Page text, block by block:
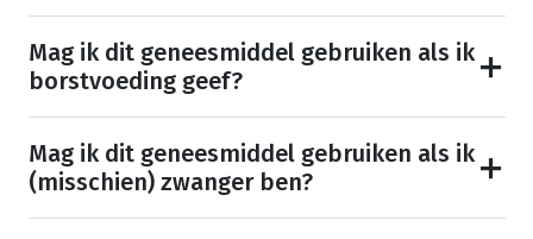
Mag ik dit geneesmiddel gebruiken als ik
borstvoeding geef?
Mag ik dit geneesmiddel gebruiken als ik
(misschien) zwanger ben?